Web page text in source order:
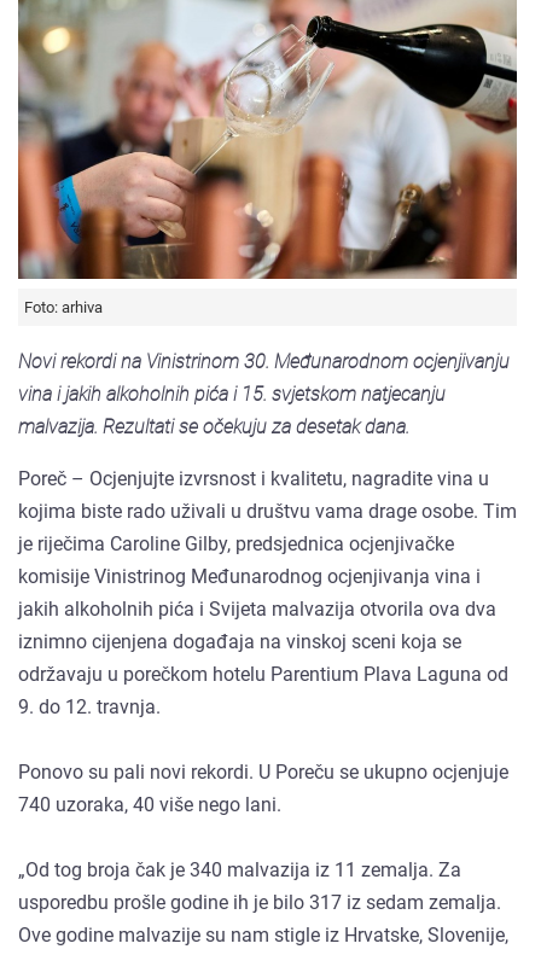
Foto: arhiva
Novi rekordi na Vinistrinom 30. Međunarodnom ocjenjivanju
vina i jakih alkoholnih pića i 15. svjetskom natjecanju
malvazija. Rezultati se očekuju za desetak dana.
Poreč – Ocjenjujte izvrsnost i kvalitetu, nagradite vina u
kojima biste rado uživali u društvu vama drage osobe. Tim
je riječima Caroline Gilby, predsjednica ocjenjivačke
komisije Vinistrinog Međunarodnog ocjenjivanja vina i
jakih alkoholnih pića i Svijeta malvazija otvorila ova dva
iznimno cijenjena događaja na vinskoj sceni koja se
održavaju u porečkom hotelu Parentium Plava Laguna od
9. do 12. travnja.
Ponovo su pali novi rekordi. U Poreču se ukupno ocjenjuje
740 uzoraka, 40 više nego lani.
„Od tog broja čak je 340 malvazija iz 11 zemalja. Za
usporedbu prošle godine ih je bilo 317 iz sedam zemalja.
Ove godine malvazije su nam stigle iz Hrvatske, Slovenije,